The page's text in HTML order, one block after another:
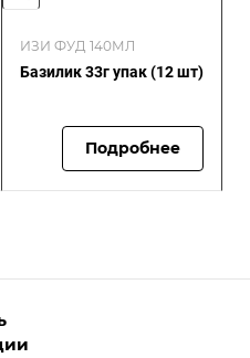
ИЗИ ФУД 140МЛ
Базилик 33г упак (12 шт)
Подробнее